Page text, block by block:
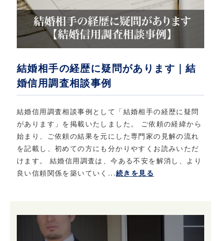
結婚相手の経歴に疑問があります｜結
婚信用調査相談事例
結婚信用調査相談事例として「結婚相手の経歴に疑問
があります」を掲載いたしました。 ご依頼の経緯から
始まり、ご依頼の結果を元にした専門家の見解の流れ
を記載し、初めての方にも分かりやすくお読みいただ
けます。 結婚信用調査は、今ある不安を解消し、より
良い信頼関係を築いていく...続きを見る